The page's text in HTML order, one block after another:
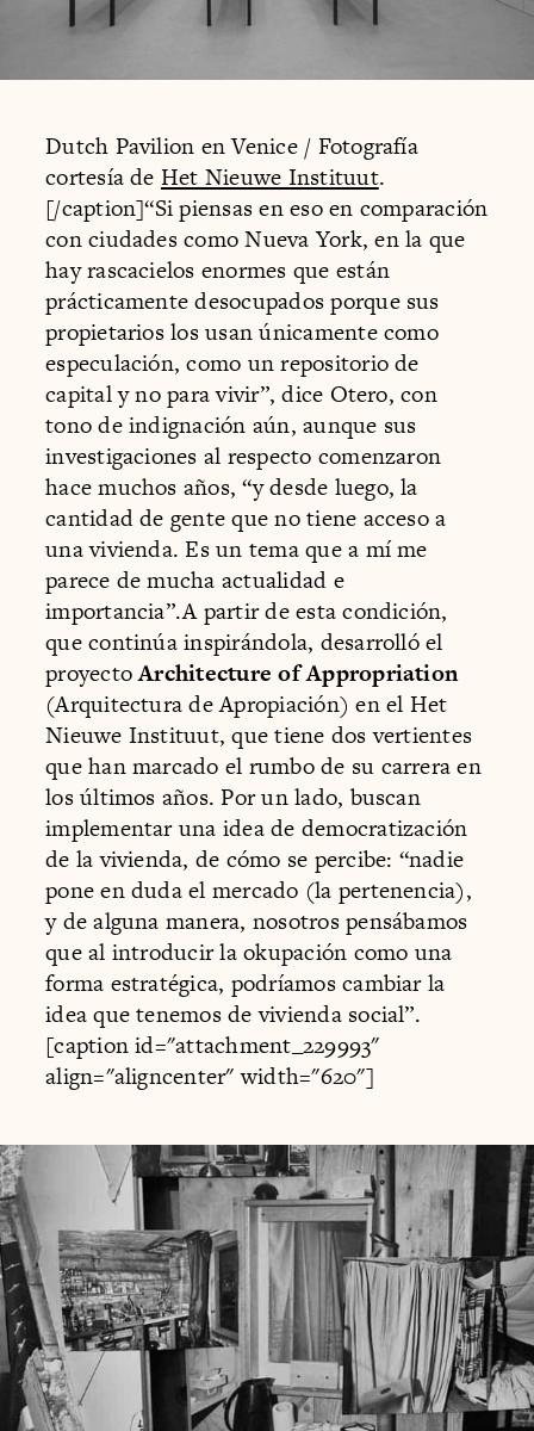
Dutch Pavilion en Venice / Fotografía
cortesía de Het Nieuwe Instituut.
[/caption]“Si piensas en eso en comparación
con ciudades como Nueva York, en la que
hay rascacielos enormes que están
prácticamente desocupados porque sus
propietarios los usan únicamente como
especulación, como un repositorio de
capital y no para vivir”, dice Otero, con
tono de indignación aún, aunque sus
investigaciones al respecto comenzaron
hace muchos años, “y desde luego, la
cantidad de gente que no tiene acceso a
una vivienda. Es un tema que a mí me
parece de mucha actualidad e
importancia”.A partir de esta condición,
que continúa inspirándola, desarrolló el
proyectoArchitecture of Appropriation
(Arquitectura de Apropiación) en el Het
Nieuwe Instituut, que tiene dos vertientes
que han marcado el rumbo de su carrera en
los últimos años. Por un lado, buscan
implementar una idea de democratización
de la vivienda, de cómo se percibe: “nadie
pone en duda el mercado (la pertenencia),
y de alguna manera, nosotros pensábamos
que al introducir la okupación como una
forma estratégica, podríamos cambiar la
idea que tenemos de vivienda social”.
[caption id="attachment_229993"
align="aligncenter" width="620"]